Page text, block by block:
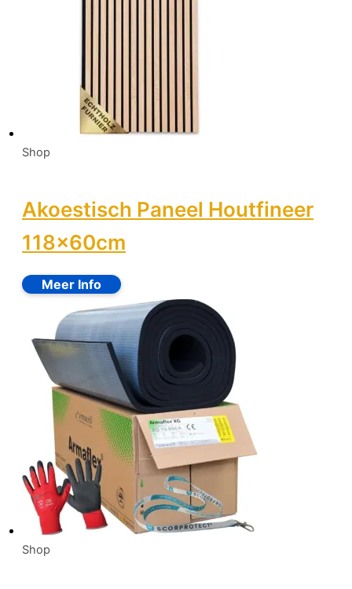
Shop
Akoestisch Paneel Houtfineer
118x60cm
Shop